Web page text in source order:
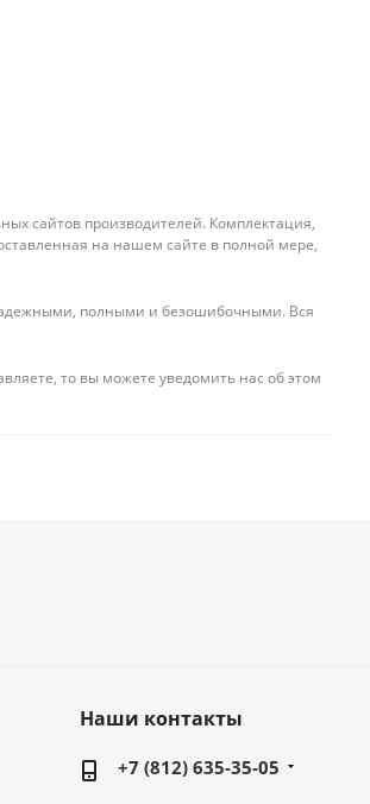
сайтов производителей. Комплектация,
на нашем сайте в полной мере,
полными и безошибочными. Вся
то вы можете уведомить нас об этом
Наши контакты
+7 (812) 635-35-05